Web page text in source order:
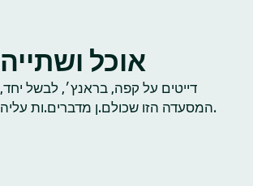
אוכל ושתייה
דייטים על קפה, בראנץ׳, לבשל יחד,
המסעדה הזו שכולם.ן מדברים.ות עליה.